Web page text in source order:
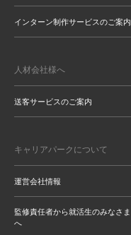
インターン制作サービスのご案内
人材会社様へ
送客サービスのご案内
キャリアパークについて
運営会社情報
監修責任者から就活生のみなさま
へ